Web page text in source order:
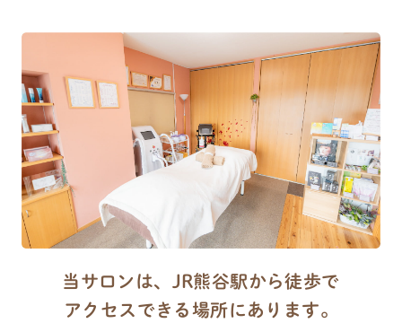
当サロンは、JR熊谷駅から徒歩で
アクセスできる場所にあります。